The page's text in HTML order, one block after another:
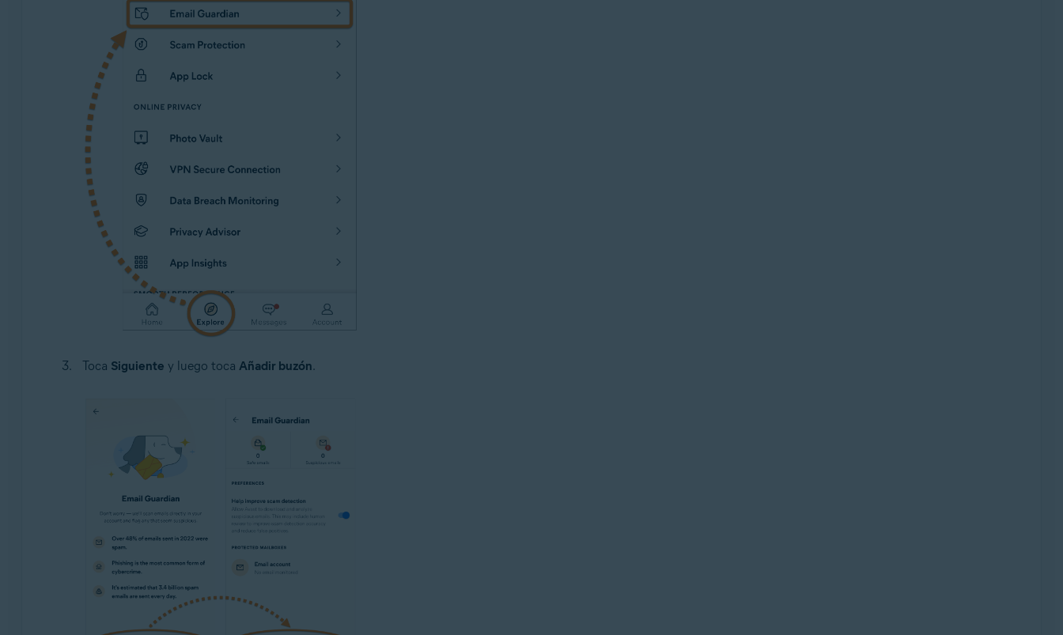
Toca Siguiente y luego toca Añadir buzón.